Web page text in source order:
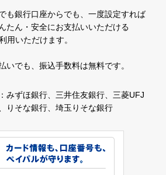
も銀行口座からでも、一度設定すれば
たん・安全にお支払いいただける
用いただけます。
いでも、振込手数料は無料です。
みずほ銀行、三井住友銀行、三菱UFJ
りそな銀行、埼玉りそな銀行